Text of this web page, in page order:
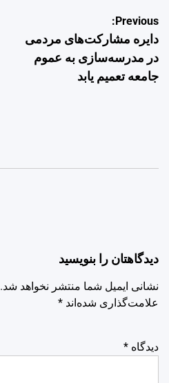
راهبری
نوشته
Previous:
دایره مشارکت‌های مردمی
در مدرسه‌‎سازی به عموم
جامعه تعمیم یابد
دیدگاهتان را بنویسید
نشانی ایمیل شما منتشر نخواهد شد.
علامت‌گذاری شده‌اند *
دیدگاه *